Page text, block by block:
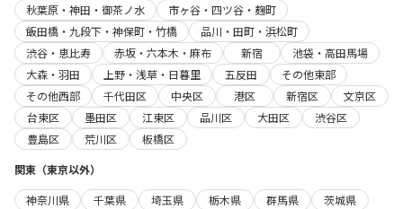
秋葉原・神田・御茶ノ水
市ヶ谷・四ツ谷・麹町
飯田橋・九段下・神保町・竹橋
品川・田町・浜松町
渋谷・恵比寿
赤坂・六本木・麻布 新宿
池袋・高田馬場
大森・羽田
上野・浅草・日暮里 五反田
その他東部
その他西部
千代田区 中央区 港区 新宿区
文京区
台東区
墨田区 江東区 品川区 大田区
渋谷区
豊島区
荒川区
板橋区
関東（東京以外）
神奈川県
千葉県 埼玉県 栃木県 群馬県
茨城県